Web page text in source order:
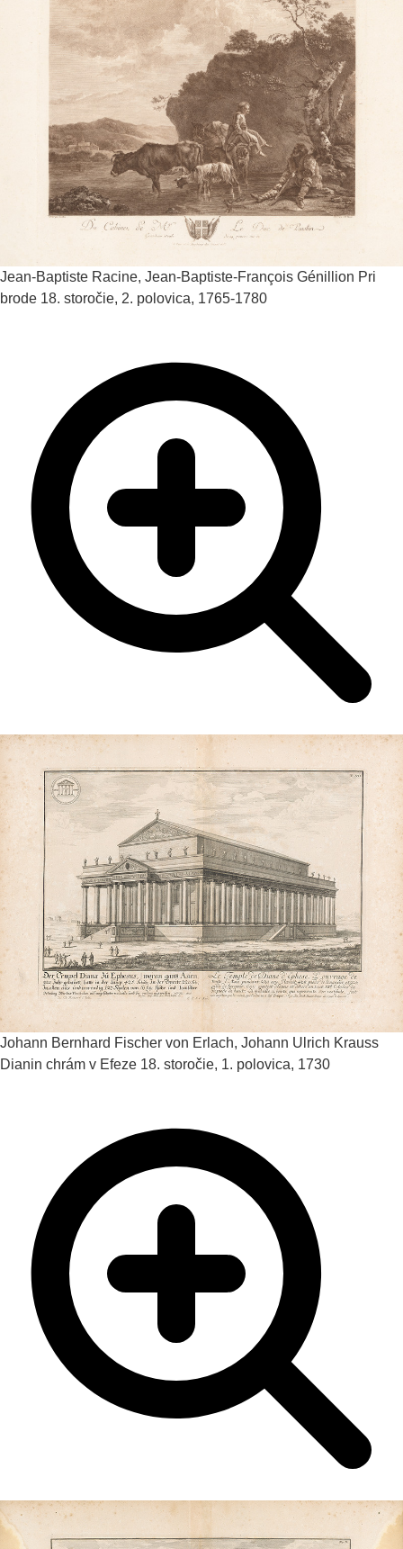
Jean-Baptiste Racine, Jean-Baptiste-François Génillion Pri
brode 18. storočie, 2. polovica, 1765-1780
Johann Bernhard Fischer von Erlach, Johann Ulrich Krauss
Dianin chrám v Efeze 18. storočie, 1. polovica, 1730